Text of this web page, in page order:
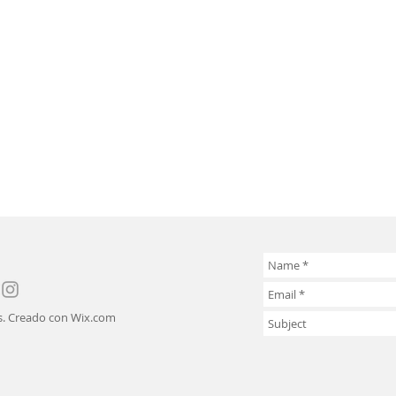
Creado con Wix.com